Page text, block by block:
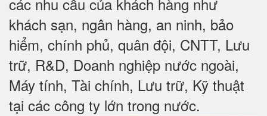
khách sạn, ngân hàng, an ninh, bảo
hiểm, chính phủ, quân đội, CNTT, Lưu
trữ, R&D, Doanh nghiệp nước ngoài,
Máy tính, Tài chính, Lưu trữ, Kỹ thuật
tại các công ty lớn trong nước.